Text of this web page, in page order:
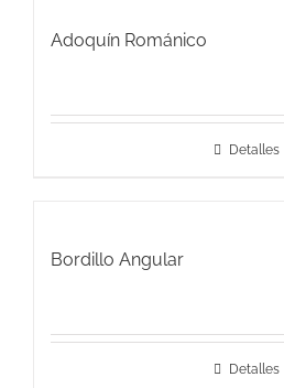
Adoquín Románico
Detalles
Bordillo Angular
Detalles